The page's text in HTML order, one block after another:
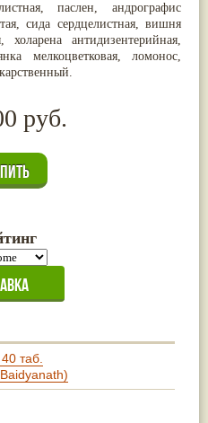
паслен, андрографис
сида сердцелистная, вишня
антидизентерийная,
мелкоцветковая, ломонос,
руб.
таб.